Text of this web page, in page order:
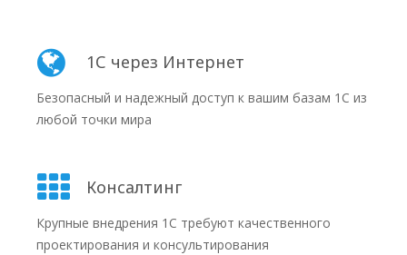
1С через Интернет
Безопасный и надежный доступ к вашим базам 1С из
любой точки мира
Консалтинг
Крупные внедрения 1С требуют качественного
проектирования и консультирования